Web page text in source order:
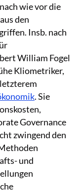
wie vor die
den
Insb. nach
William Fogel
Kliometriker,
. Sie
Governance
zwingend den
und